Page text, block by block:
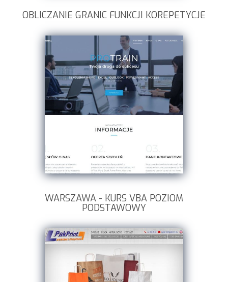
OBLICZANIE GRANIC FUNKCJI KOREPETYCJE
WARSZAWA - KURS VBA POZIOM
PODSTAWOWY